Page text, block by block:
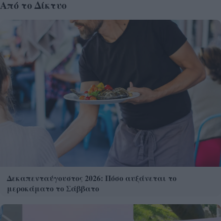
Από το Δίκτυο
Δεκαπενταύγουστος 2026: Πόσο αυξάνεται το
μεροκάματο το Σάββατο